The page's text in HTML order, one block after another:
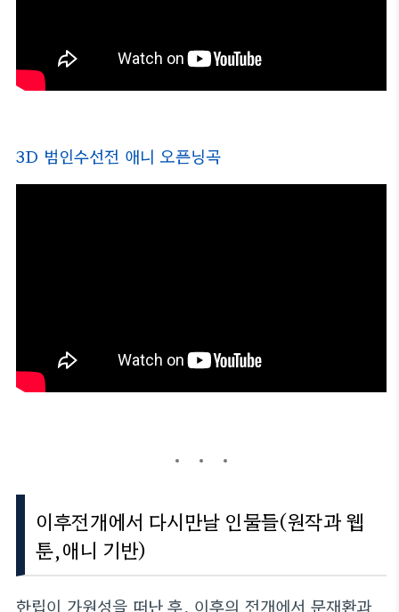
3D 범인수선전 애니 오픈닝곡
이후전개에서 다시만날 인물들(원작과 웹
툰,애니 기반)
한립이 가원성을 떠난 후, 이후의 전개에서 문재환과